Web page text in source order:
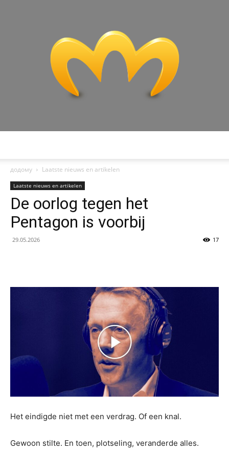
Analyse
Technologie-
en
AI-
додому Laatste nieuws en artikelen
Laatste nieuws en artikelen
De oorlog tegen het
Pentagon is voorbij
29.05.2026 17
Het eindigde niet met een verdrag. Of een knal.
Gewoon stilte. En toen, plotseling, veranderde alles.